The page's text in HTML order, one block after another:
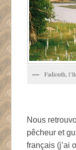
Fadiouth,
Nous
pêcheur et
français (j’ai